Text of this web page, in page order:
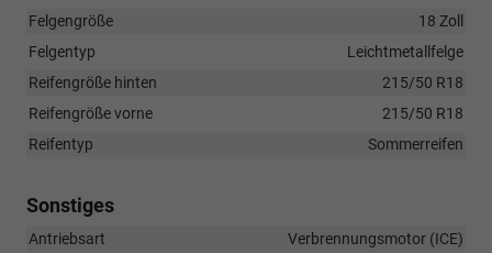
Felgengröße
18 Zoll
Felgentyp
Leichtmetallfelge
Reifengröße hinten
215/50 R18
Reifengröße vorne
215/50 R18
Reifentyp
Sommerreifen
Sonstiges
Antriebsart
Verbrennungsmotor (ICE)